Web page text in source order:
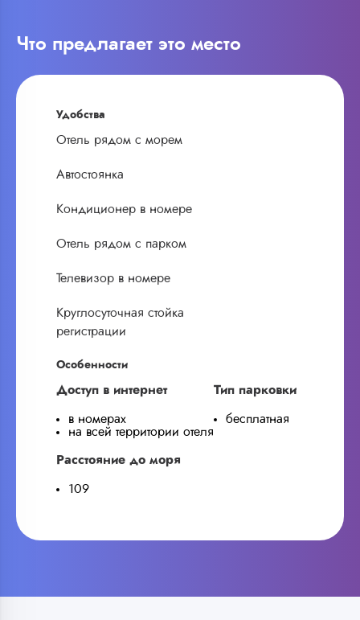
Что предлагает это место
Удобства
Отель рядом с морем
Автостоянка
Кондиционер в номере
Отель рядом с парком
Телевизор в номере
Круглосуточная стойка
регистрации
Особенности
Доступ в интернет
в номерах
на всей территории отеля
Тип парковки
бесплатная
Расстояние до моря
109